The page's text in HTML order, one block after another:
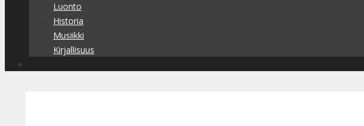
Luonto
Historia
Musiikki
Kirjallisuus